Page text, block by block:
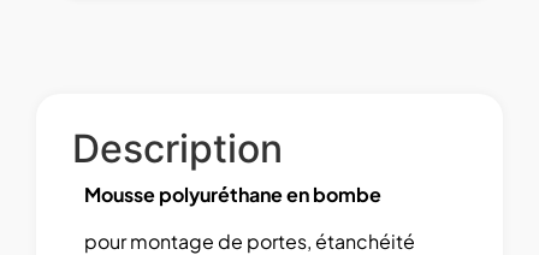
Description
Mousse polyuréthane en bombe
pour montage de portes, étanchéité